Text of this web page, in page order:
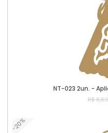
NT-023 2un. -
R$ 8,60
-20%